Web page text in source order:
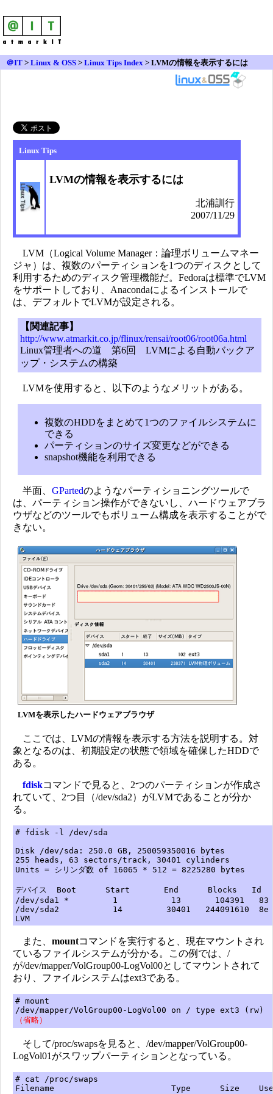
＠IT > Linux & OSS > Linux Tips Index > LVMの情報を表示するには
Linux Tips
LVMの情報を表示するには
北浦訓行
2007/11/29
LVM（Logical Volume Manager：論理ボリュームマネー
ジャ）は、複数のパーティションを1つのディスクとして
利用するためのディスク管理機能だ。Fedoraは標準でLVM
をサポートしており、Anacondaによるインストールで
は、デフォルトでLVMが設定される。
【関連記事】
http://www.atmarkit.co.jp/flinux/rensai/root06/root06a.html
Linux管理者への道 第6回 LVMによる自動バックア
ップ・システムの構築
LVMを使用すると、以下のようなメリットがある。
複数のHDDをまとめて1つのファイルシステムに
できる
パーティションのサイズ変更などができる
snapshot機能を利用できる
半面、 GPartedのようなパーティショニングツールで
は、パーティション操作ができないし、ハードウェアブラ
ウザなどのツールでもボリューム構成を表示することがで
きない。
LVMを表示したハードウェアブラウザ
ここでは、LVMの情報を表示する方法を説明する。対
象となるのは、初期設定の状態で領域を確保したHDDで
ある。
fdiskコマンドで見ると、2つのパーティションが作成さ
れていて、2つ目（/dev/sda2）がLVMであることが分か
る。
# fdisk -l /dev/sda
Disk /dev/sda: 250.0 GB, 250059350016 bytes
255 heads, 63 sectors/track, 30401 cylinders
Units = シリンダ数 of 16065 * 512 = 8225280 bytes
デバイス Boot Start End Blocks Id
/dev/sda1 * 1 13 104391 83
/dev/sda2 14 30401 244091610 8e
LVM
また、 mountコマンドを実行すると、現在マウントされ
ているファイルシステムが分かる。この例では、/
が/dev/mapper/VolGroup00-LogVol00としてマウントされて
おり、ファイルシステムはext3である。
# mount
/dev/mapper/VolGroup00-LogVol00 on / type ext3 (rw)
（省略）
そして/proc/swapsを見ると、/dev/mapper/VolGroup00-
LogVol01がスワップパーティションとなっている。
# cat /proc/swaps
Filename Type Size Used